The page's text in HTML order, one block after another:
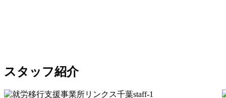
スタッフ紹介